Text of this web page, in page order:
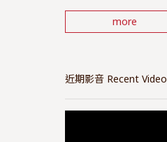
more
近期影音 Recent Video